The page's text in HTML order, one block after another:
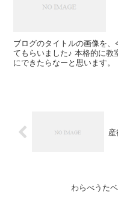
ブログのタイトルの画像を
てもらいました♪ 本格的に教室を開く前に、もう少し見やすいブログ
にできたらなーと思います。
産
わらべうた